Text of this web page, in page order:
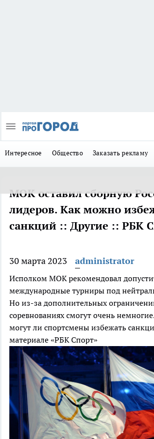
Интересное Общество Заказать рекламу
МОК оставил сборную
лидеров. Как можно
санкций :: Другие :: РБК
30 марта 2023 administrator
Исполком МОК рекомендовал
международные турниры под
Но из-за дополнительных
соревнованиях смогут очень
могут ли спортсмены избежать
материале «РБК Спорт»